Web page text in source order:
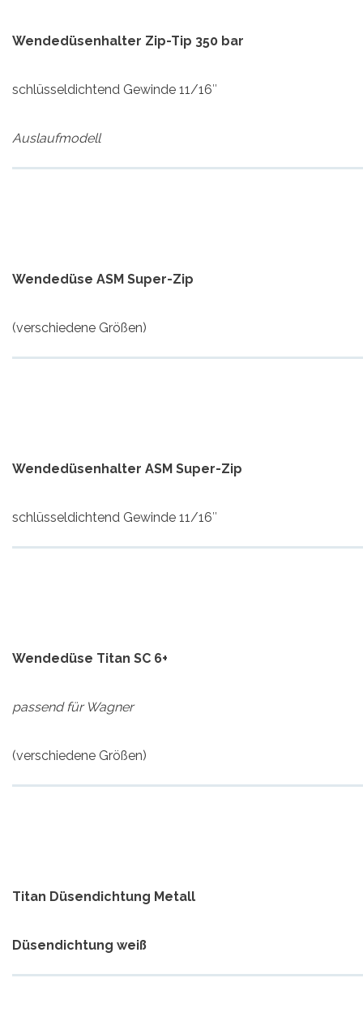
Wendedüsenhalter Zip-Tip 350 bar
schlüsseldichtend Gewinde 11/16″
Auslaufmodell
Wendedüse ASM Super-Zip
(verschiedene Größen)
Wendedüsenhalter ASM Super-Zip
schlüsseldichtend Gewinde 11/16″
Wendedüse Titan SC 6+
passend für Wagner
(verschiedene Größen)
Titan Düsendichtung Metall
Düsendichtung weiß